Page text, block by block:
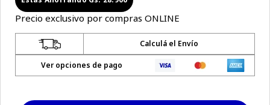
Precio exclusivo por compras ONLINE
Calculá el Envío
Ver opciones de pago